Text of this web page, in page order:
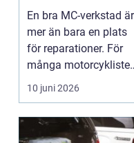
motorcykel
En bra MC-verkstad är
mer än bara en plats
för reparationer. För
många motorcyklister
handlar det om...
10 juni 2026